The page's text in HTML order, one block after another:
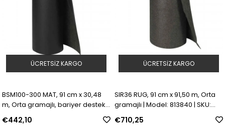
BSM100-300 MAT, 91 cm x 30,48
m, Orta gramajlı, bariyer destekli
| Model: 813839 | SKU: Y870652
€442,10
ÜCRETSIZ KARGO
SIR36 RUG, 91 cm x 91,50 m, Orta
gramajlı | Model: 813840 | SKU:
Y869533
€710,25
ÜCRETSIZ KARGO